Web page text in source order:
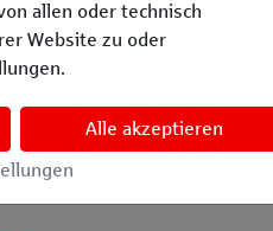
allen oder technisch
Website zu oder
Alle akzeptieren
haben. Infos zur
die